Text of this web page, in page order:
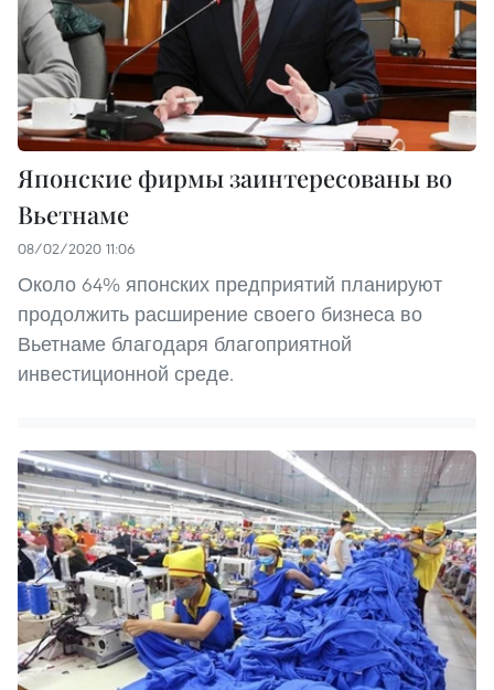
Японские фирмы заинтересованы во
Вьетнаме
08/02/2020 11:06
Около 64% японских предприятий планируют
продолжить расширение своего бизнеса во
Вьетнаме благодаря благоприятной
инвестиционной среде.